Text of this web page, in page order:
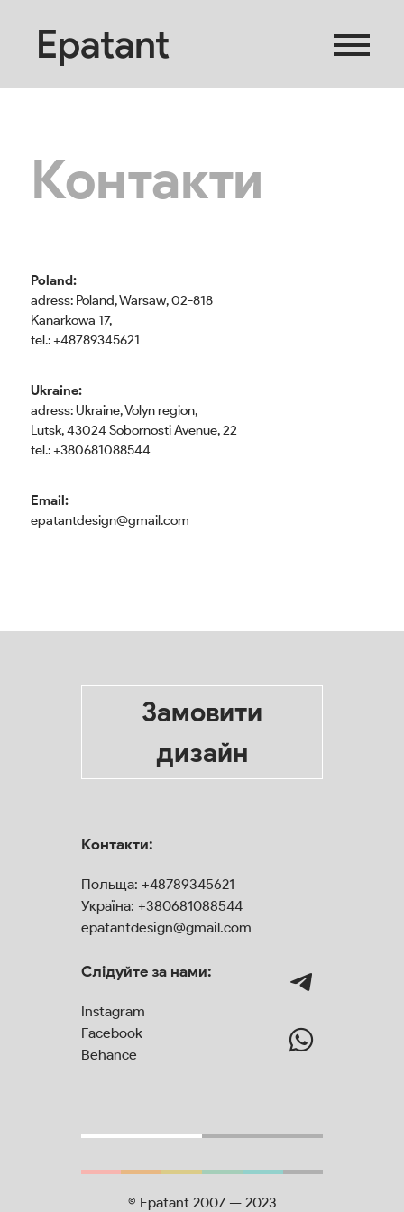
Epatant
Контакти
Poland:
adress: Poland, Warsaw, 02-818
Kanarkowa 17,
tel.: +48789345621
Ukraine:
adress: Ukraine, Volyn region,
Lutsk, 43024 Sobornosti Avenue, 22
tel.: +380681088544
Email:
epatantdesign@gmail.com
Замовити
дизайн
Контакти:
Польща: +48789345621
Україна: +380681088544
epatantdesign@gmail.com
Слідуйте за нами:
Instagram
Facebook
Behance
© Epatant 2007 — 2023